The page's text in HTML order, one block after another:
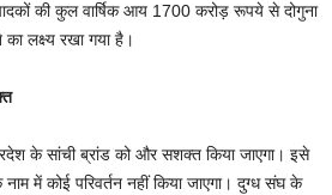
की कुल वार्षिक आय 1700 करोड़ रूपये से दोगुना
लक्ष्य रखा गया है।
प्रदेश के सांची ब्रांड को और सशक्त किया जाएगा। इसे
नाम में कोई परिवर्तन नहीं किया जाएगा। दुग्ध संघ के